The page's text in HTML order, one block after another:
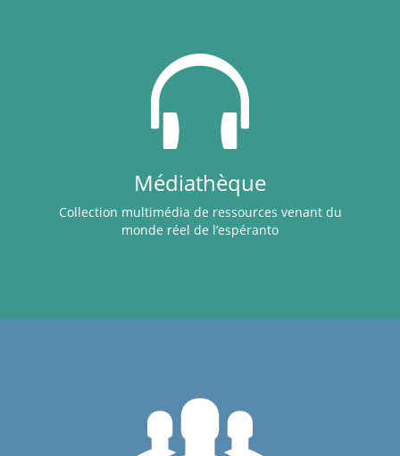
Médiathèque
Collection multimédia de ressources venant du
monde réel de l’espéranto